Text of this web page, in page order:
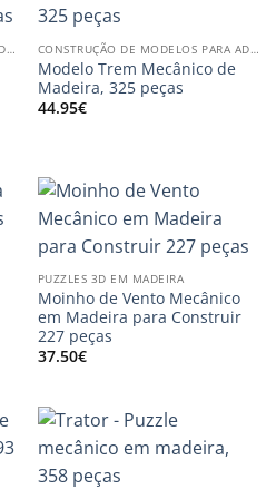
CONSTRUÇÃO DE MODELOS PARA ADULTOS CONSTRUÇÃO DE MODELOS PARA ADULTOS
Modelo Trem Mecânico de
Madeira, 325 peças
44.95€
PUZZLES 3D EM MADEIRA
Moinho de Vento Mecânico
em Madeira para Construir
227 peças
37.50€